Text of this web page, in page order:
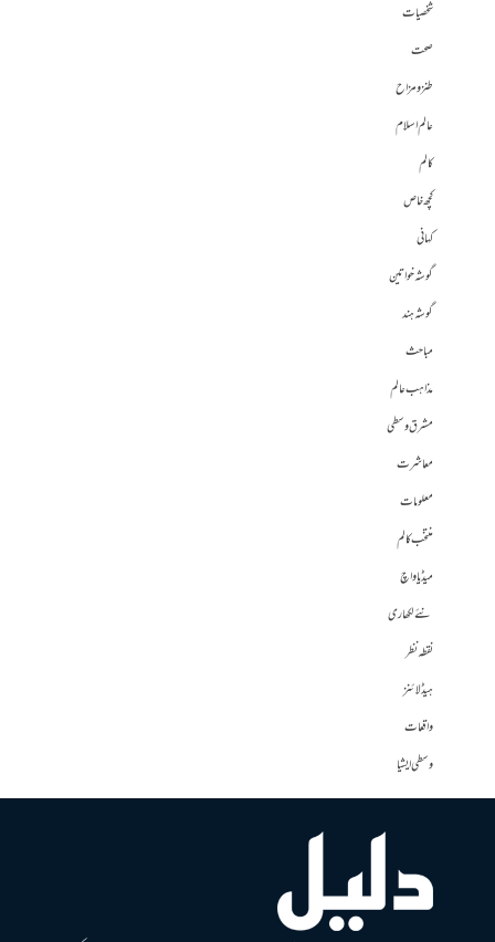
شخصیات
صحت
طنز و مزاح
عالم اسلام
کالم
کچھ خاص
کہانی
گوشہ خواتین
گوشہ ہند
مباحث
مذاہب عالم
مشرق وسطی
معاشرت
معلومات
منتخب کالم
میڈیا واچ
نئے لکھاری
نقطہ نظر
ہیڈلائنز
واقعات
وسطی ایشیا